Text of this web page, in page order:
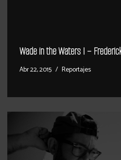
Wade in the Waters I –
Abr 22, 2015 Reportajes